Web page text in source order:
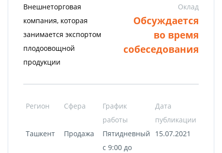
Внешнеторговая
компания, которая
занимается экспортом
плодоовощной
продукции
Оклад
Обсуждается
во время
собеседования
Регион Сфера
График
работы
Дата
публикации
Ташкент
Продажа
Пятидневный
с 9:00 до
15.07.2021